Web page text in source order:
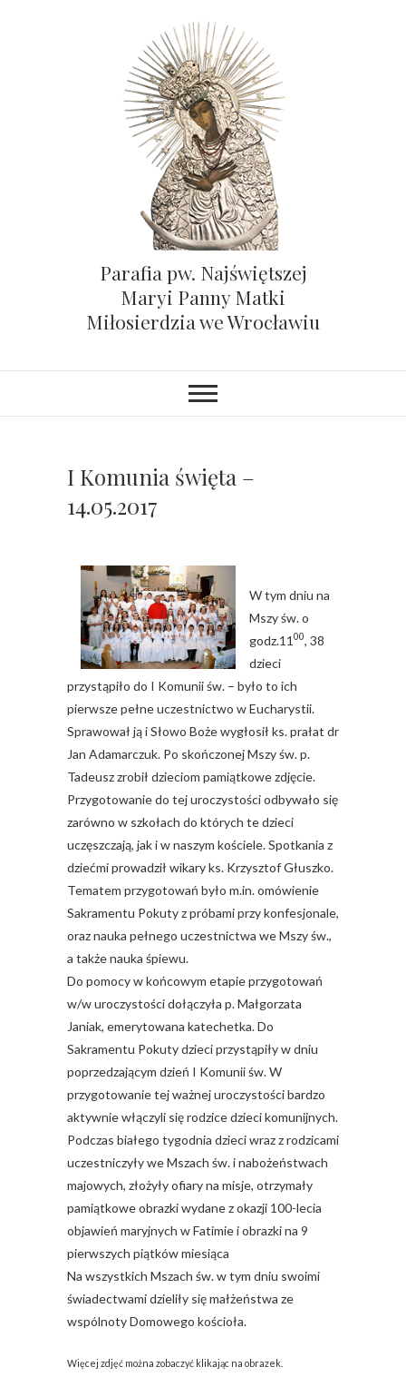
Parafia pw. Najświętszej
Maryi Panny Matki
Miłosierdzia we Wrocławiu
I Komunia święta –
14.05.2017
W tym dniu na
Mszy św. o
godz.11 00, 38
dzieci
przystąpiło do I Komunii św. – było to ich
pierwsze pełne uczestnictwo w Eucharystii.
Sprawował ją i Słowo Boże wygłosił ks. prałat dr
Jan Adamarczuk. Po skończonej Mszy św. p.
Tadeusz zrobił dzieciom pamiątkowe zdjęcie.
Przygotowanie do tej uroczystości odbywało się
zarówno w szkołach do których te dzieci
uczęszczają, jak i w naszym kościele. Spotkania z
dziećmi prowadził wikary ks. Krzysztof Głuszko.
Tematem przygotowań było m.in. omówienie
Sakramentu Pokuty z próbami przy konfesjonale,
oraz nauka pełnego uczestnictwa we Mszy św.,
a także nauka śpiewu.
Do pomocy w końcowym etapie przygotowań
w/w uroczystości dołączyła p. Małgorzata
Janiak, emerytowana katechetka. Do
Sakramentu Pokuty dzieci przystąpiły w dniu
poprzedzającym dzień I Komunii św. W
przygotowanie tej ważnej uroczystości bardzo
aktywnie włączyli się rodzice dzieci komunijnych.
Podczas białego tygodnia dzieci wraz z rodzicami
uczestniczyły we Mszach św. i nabożeństwach
majowych, złożyły ofiary na misje, otrzymały
pamiątkowe obrazki wydane z okazji 100-lecia
objawień maryjnych w Fatimie i obrazki na 9
pierwszych piątków miesiąca
Na wszystkich Mszach św. w tym dniu swoimi
świadectwami dzieliły się małżeństwa ze
wspólnoty Domowego kościoła.
Więcej zdjęć można zobaczyć klikając na obrazek.